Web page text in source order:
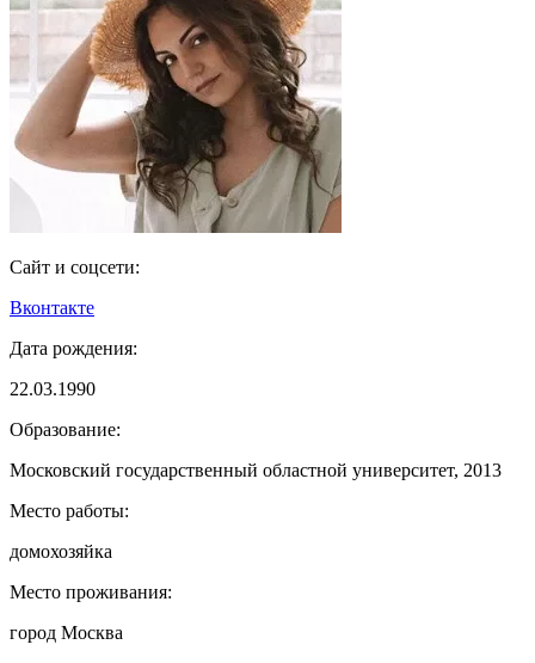
Сайт и соцсети:
Вконтакте
Дата рождения:
22.03.1990
Образование:
Московский государственный областной университет, 2013
Место работы:
домохозяйка
Место проживания:
город Москва